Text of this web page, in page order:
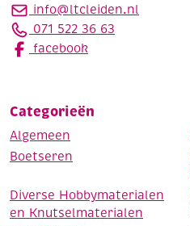
info@ltcleiden.nl
071 522 36 63
facebook
Categorieën
Algemeen
Boetseren
Diverse Hobbymaterialen
en Knutselmaterialen